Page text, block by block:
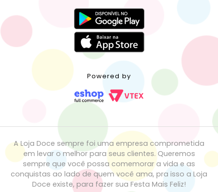
Powered by
A Loja Doce sempre foi uma empresa comprometida
em levar o melhor para seus clientes. Queremos
sempre que você possa comemorar a vida e as
conquistas ao lado de quem você ama, pra isso a Loja
Doce existe, para fazer sua Festa Mais Feliz!